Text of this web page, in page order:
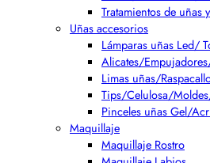
Tratamientos de uñas
Uñas accesorios
Lámparas uñas Led/
Alicates/
Limas uñas/
Tips/Celulosa/
Pinceles uñas Gel/
Maquillaje
Maquillaje Rostro